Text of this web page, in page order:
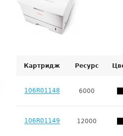
Картридж Ресурс
106R01148 6000
106R01149 12000